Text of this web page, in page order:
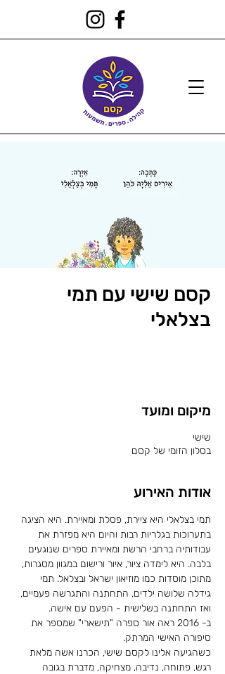
קסם שישי עם תמי
בצלאלי
מיקום ומועד
שישי
בסלון הזומי של קסם
אודות האירוע
תמי בצלאלי היא ציירת, פסלת ומאיירת. היא הציגה
בתערוכות בגלריות רבות והיום היא מפזרת את
עבודותיה ברחבי הרשת ומאיירת ספרים שנוגעים
בלבה. היא לימדה ציור, איור ורישום במגוון מסגרות,
מתוכן מוסדות כמו מוזיאון ישראל ובצלאל. תמי
גידלה שלושה ילדים, התחתנה והתגרשה פעמיים,
ואז התחתנה בשלישית - הפעם עם אישה.
ב- 2016 ראה אור ספרה "תישארי" שמספר את
סיפורה האישי המרתק.
כשהגיעה אלינו לקסם שישי, הכרנו אשה מלאת
רגש, פתוחה, נדיבה, מצחיקה, מדברת בגובה